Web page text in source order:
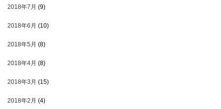
2018年7月 (9)
2018年6月 (10)
2018年5月 (8)
2018年4月 (8)
2018年3月 (15)
2018年2月 (4)